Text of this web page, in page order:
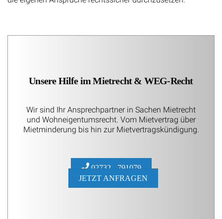
Unsere Hilfe im Mietrecht & WEG-Recht
Wir sind Ihr Ansprechpartner in Sachen Mietrecht
und Wohneigentumsrecht. Vom Mietvertrag über
Mietminderung bis hin zur Mietvertragskündigung.
02732 - 791079
JETZT ANFRAGEN